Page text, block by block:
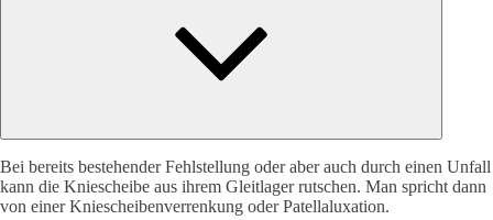
Bei bereits bestehender Fehlstellung oder aber auch durch einen Unfall
kann die Kniescheibe aus ihrem Gleitlager rutschen. Man spricht dann
von einer Kniescheibenverrenkung oder Patellaluxation.